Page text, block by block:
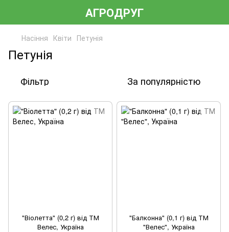
АГРОДРУГ
Насіння Квіти Петунія
Петунія
Фільтр За популярністю
"Віолетта" (0,2 г) від ТМ
Велес, Україна
"Балконна" (0,1 г) від ТМ
"Велес", Україна